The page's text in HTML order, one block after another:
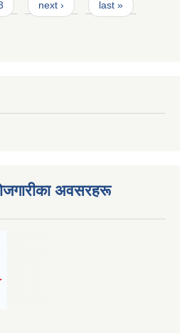
next › last »
अवसरहरू